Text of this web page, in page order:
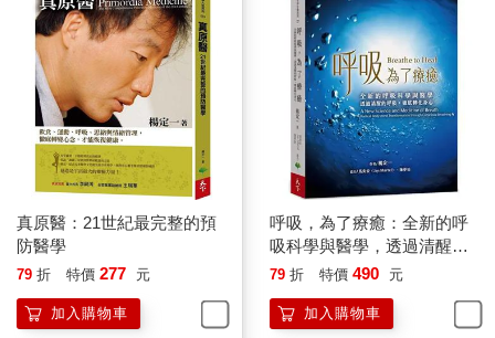
本來就是涵蓋眾多層面、跨領域的主題，無法以三言兩語輕鬆帶
過！此外，有些讀者可能會若有所失，因為本書沒有一一列出引
用文獻，概念的銜接也不夠精緻。對於有此感受的朋友，我在此
衷心道歉。
我想說的是，這本書只是一系列問答的集合，而非寫給醫界及學
界同仁看的技術論文，他們通常會想知道哪個論點是誰提出的，
甚至會主動查閱支持某個論點的精確數據和參考文獻。或許這部
份可以留待日後再寫，畢竟我一直想要就靜坐與修行寫一本更完
整、更科學的論述，再怎麼說，很少有人像我一樣，一直迫切地
在蒐集過去三十多年所有關於靜坐的科學和醫學論文。
說真的，我也擔心科學術語可能無助於闡明這個跨領域的議題，
靜坐橫跨社會學與哲學的邊界，也同時觸及物理和生物化學的核
心，更別說醫學了。還有，純粹科學的東西注定是短暫的。身為
科學家，我們都知道自己的發現只有在發表的瞬間才具有深刻的
真原醫：21世紀最完整的預
防醫學
79 折 特價 277 元
加入購物車
呼吸，為了療癒：全新的呼
吸科學與醫學，透過清醒的
呼吸，徹底轉化身心
79 折 特價 490 元
加入購物車